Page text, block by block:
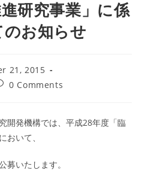
研究事業」に係
お知らせ
21, 2015
0 Comments
開発機構では、平成28年度「臨
おいて、
募いたします。